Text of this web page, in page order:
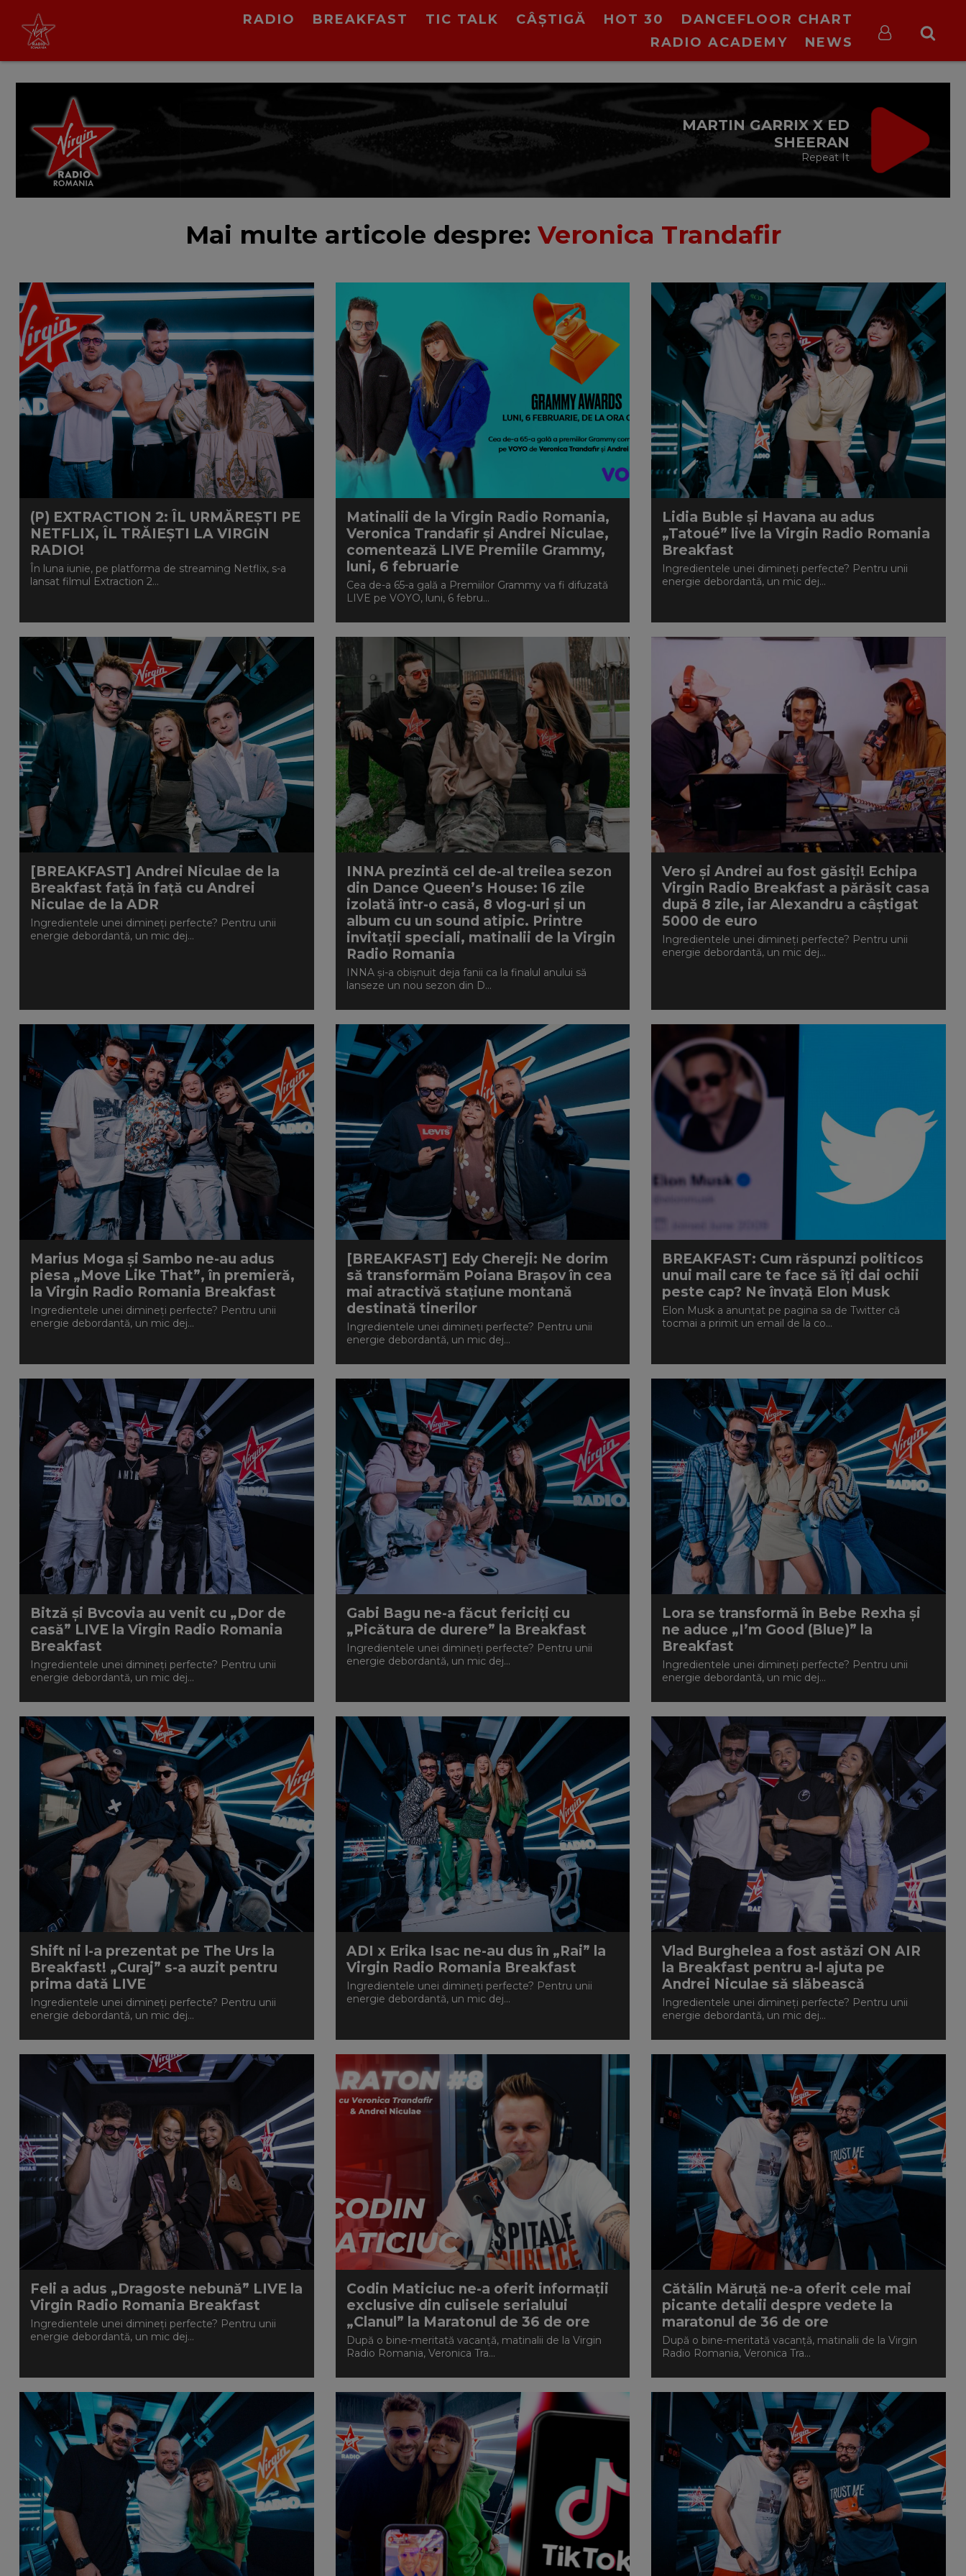
RADIO BREAKFAST TIC TALK CÂȘTIGĂ HOT 30
DANCEFLOOR CHART
RADIO ACADEMY
NEWS
VIRGIN RADIO
MUSIC
00:00 - 08:00
Mai multe articole despre: Veronica Trandafir
(P) EXTRACTION 2: ÎL URMĂREȘTI PE
NETFLIX, ÎL TRĂIEȘTI LA VIRGIN
RADIO!
În luna iunie, pe platforma de streaming Netflix, s-a
lansat filmul Extraction 2...
Matinalii de la Virgin Radio Romania,
Veronica Trandafir și Andrei Niculae,
comentează LIVE Premiile Grammy,
luni, 6 februarie
Cea de-a 65-a gală a Premiilor Grammy va fi difuzată
LIVE pe VOYO, luni, 6 febru...
Lidia Buble și Havana au adus
„Tatoué” live la Virgin Radio Romania
Breakfast
Ingredientele unei dimineți perfecte? Pentru unii
energie debordantă, un mic dej...
[BREAKFAST] Andrei Niculae de la
Breakfast față în față cu Andrei
Niculae de la ADR
Ingredientele unei dimineți perfecte? Pentru unii
energie debordantă, un mic dej...
INNA prezintă cel de-al treilea sezon
din Dance Queen’s House: 16 zile
izolată într-o casă, 8 vlog-uri și un
album cu un sound atipic. Printre
invitații speciali, matinalii de la Virgin
Radio Romania
INNA și-a obișnuit deja fanii ca la finalul anului să
lanseze un nou sezon din D...
Vero și Andrei au fost găsiți! Echipa
Virgin Radio Breakfast a părăsit casa
după 8 zile, iar Alexandru a câștigat
5000 de euro
Ingredientele unei dimineți perfecte? Pentru unii
energie debordantă, un mic dej...
Marius Moga și Sambo ne-au adus
piesa „Move Like That”, în premieră,
la Virgin Radio Romania Breakfast
Ingredientele unei dimineți perfecte? Pentru unii
energie debordantă, un mic dej...
[BREAKFAST] Edy Chereji: Ne dorim
să transformăm Poiana Brașov în cea
mai atractivă stațiune montană
destinată tinerilor
Ingredientele unei dimineți perfecte? Pentru unii
energie debordantă, un mic dej...
BREAKFAST: Cum răspunzi politicos
unui mail care te face să îți dai ochii
peste cap? Ne învață Elon Musk
Elon Musk a anunțat pe pagina sa de Twitter că
tocmai a primit un email de la co...
Bitză și Bvcovia au venit cu „Dor de
casă” LIVE la Virgin Radio Romania
Breakfast
Ingredientele unei dimineți perfecte? Pentru unii
energie debordantă, un mic dej...
Gabi Bagu ne-a făcut fericiți cu
„Picătura de durere” la Breakfast
Ingredientele unei dimineți perfecte? Pentru unii
energie debordantă, un mic dej...
Lora se transformă în Bebe Rexha și
ne aduce „I’m Good (Blue)” la
Breakfast
Ingredientele unei dimineți perfecte? Pentru unii
energie debordantă, un mic dej...
Shift ni l-a prezentat pe The Urs la
Breakfast! „Curaj” s-a auzit pentru
prima dată LIVE
Ingredientele unei dimineți perfecte? Pentru unii
energie debordantă, un mic dej...
ADI x Erika Isac ne-au dus în „Rai” la
Virgin Radio Romania Breakfast
Ingredientele unei dimineți perfecte? Pentru unii
energie debordantă, un mic dej...
Vlad Burghelea a fost astăzi ON AIR
la Breakfast pentru a-l ajuta pe
Andrei Niculae să slăbească
Ingredientele unei dimineți perfecte? Pentru unii
energie debordantă, un mic dej...
Feli a adus „Dragoste nebună” LIVE la
Virgin Radio Romania Breakfast
Ingredientele unei dimineți perfecte? Pentru unii
energie debordantă, un mic dej...
Codin Maticiuc ne-a oferit informații
exclusive din culisele serialului
„Clanul” la Maratonul de 36 de ore
După o bine-meritată vacanță, matinalii de la Virgin
Radio Romania, Veronica Tra...
Cătălin Măruță ne-a oferit cele mai
picante detalii despre vedete la
maratonul de 36 de ore
După o bine-meritată vacanță, matinalii de la Virgin
Radio Romania, Veronica Tra...